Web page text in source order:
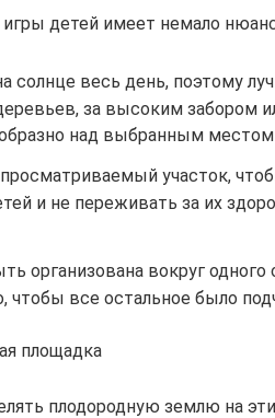
игры детей имеет немало
солнце весь день, поэтому
за высоким забором
над выбранным местом
участок,
и не переживать за их
организована вокруг
чтобы все остальное было
площадка
плодородную землю на